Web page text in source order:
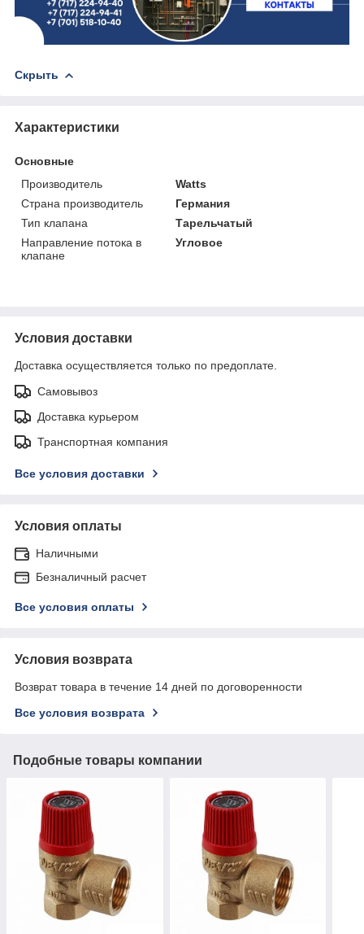
Скрыть
Характеристики
Основные
Производитель
Watts
Страна производитель
Германия
Тип клапана
Тарельчатый
Направление потока в
клапане
Угловое
Условия доставки
Доставка осуществляется только по предоплате.
Самовывоз
Доставка курьером
Транспортная компания
Все условия доставки
Условия оплаты
Наличными
Безналичный расчет
Все условия оплаты
Условия возврата
Возврат товара в течение 14 дней по договоренности
Все условия возврата
Подобные товары компании